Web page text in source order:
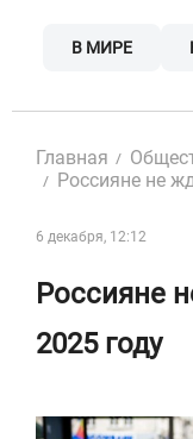
В МИРЕ
Главная
Россияне не
6 декабря, 12:12
Россияне
2025 году